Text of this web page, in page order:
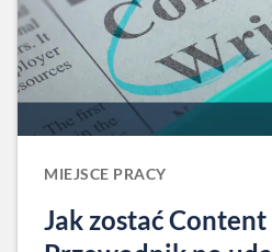
MIEJSCE PRACY
Jak zostać